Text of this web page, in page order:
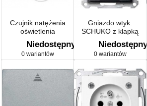
Czujnik natężenia
oświetlenia
Niedostępny
0 wariantów
Gniazdo wtyk.
SCHUKO z klapką
Niedostępny
0 wariantów